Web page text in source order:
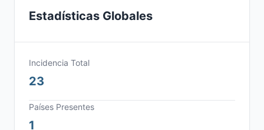
Estadísticas Globales
Incidencia Total
23
Países Presentes
1